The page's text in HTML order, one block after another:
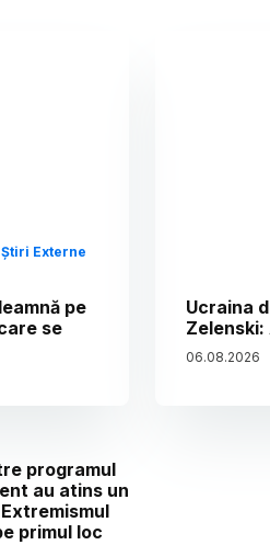
Știri Externe
pe
se
Ucraina
06.08.2026
programul
au atins un
primul loc